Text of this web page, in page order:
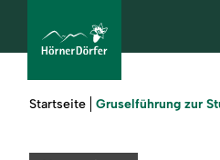
Sie
Startseite Gruselführung zur